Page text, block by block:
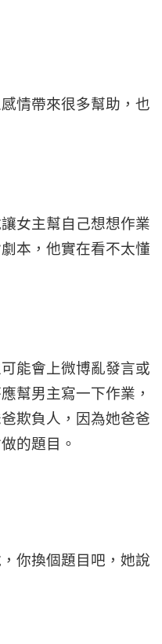
情帶來很多幫助，也
女主幫自己想想作業
本，他實在看不太懂
能會上微博亂發言或
幫男主寫一下作業，
欺負人，因為她爸爸
的題目。
你換個題目吧，她說